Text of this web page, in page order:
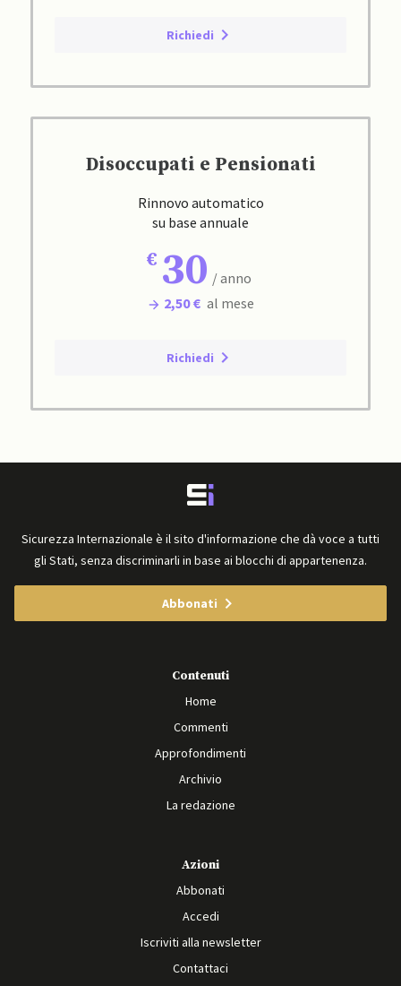
Richiedi
Disoccupati e Pensionati
Rinnovo automatico
su base annuale
30 / anno
2,50 € al mese
Richiedi
Sicurezza Internazionale è il sito d'informazione che dà voce a tutti
gli Stati, senza discriminarli in base ai blocchi di appartenenza.
Abbonati
Contenuti
Home
Commenti
Approfondimenti
Archivio
La redazione
Azioni
Abbonati
Accedi
Iscriviti alla newsletter
Contattaci